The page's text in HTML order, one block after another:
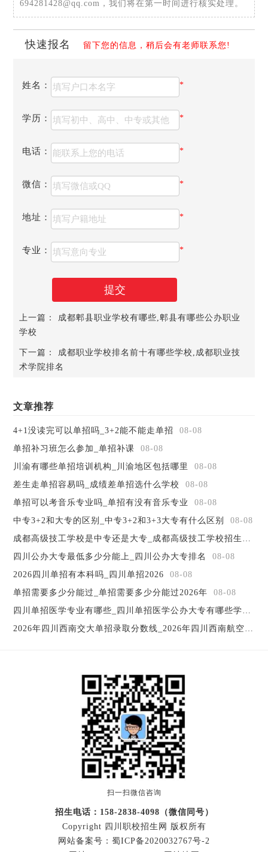
幼师、汽修、现代物流专业。学校与各大知名企业合作，他
成都技师学院可以中专大专套读，毕业直接拿大专文凭。
成都市技师学院是国家级重点技工院校、国家级示范学
校，国家高技能人才培养示范基地，由成都市人民政府主
办。学院先后获得全国教育系统先进集体、全国职业教育先
进单位、国家技能人才培育突出贡献奖等荣誉，被人社部确
定为第一批一体化教学改革试点校、全国技工院校一体化师
年成立，办学历史可追溯至1958年。学院坚持“高端引领、多
元办学、突出特色、内涵发展”的办学思路，秉承“以市场为
导向、以管理为基础、以技能为核心、以就业为根本”的办学
理念，主动服务成都经济社会发展和产业转型升级，对内改
培训，努力为成都经济社会发展培养高素质高技能人才。
2. 成都东星航空职业学校
以航空服务职业技能教育培训为特色的中职学校。航空服务
方向：空中乘务、安检、机场地勤、民航物流等。成考取得
学籍后，合格毕业颁发成都航空职业技术学院成教大专文
凭。由学院推荐安置到机场、航空公司工作。
区大学城区域，总校和联办学校在校学生近15000余人，是西
南地区规模大、航空专业办学早的航空院校之一。
3. 成都五月花高级技工学校
成都五月花高级技工学校是一所中职技能培训学校，我校
读，成绩合格毕业颁发四川师范大专文凭。在毕业时也可通
过单招考试进入本科学习。成都五月花高级技工学校多年来
以就业为目标，解决学生毕业就业难。
4. 天府新区航空旅游职业学院
国家教育部备案，纳入国家招生计划，直属四川省教育厅管
理，是一所以航空及旅游专业为特色的全日制统招普通高等
成都希望卫校是由四川省卫校与希望集团联合建立。学校
开设有药剂药学、护理、口腔医学等专业。学生入学便签订
就业协议，同时学校实行订单式教育，利用自身独特的优势
为学生的就业提供保障和服务。
四川希望卫校自建校以来秉承严谨，规范的原则，实行现
代化管理，导师各司其职为学生提供优良的学习与生活环
四川希望教育产业集团属希望集团旗下机构，希望集团教
育产业将坚持“专注职业教育，致力高薪就业”的办学理念，
+素质教育模式，以市场需求为导向，以实现高薪就业为办学
目标，紧盯市场需求和变化，加大投入，加强师资力量，优
化教学设施，全面实施军事化管理模式，实现全方位打造希
694281428@qq.com，我们将在第一时间进行核实处理。
快速报名 留下您的信息，稍后会有老师联系您!
姓名： *
学历： *
电话： *
微信： *
地址： *
专业： *
提交
上一篇： 成都郫县职业学校有哪些,郫县有哪些公办职业
学校
下一篇： 成都职业学校排名前十有哪些学校,成都职业技
术学院排名
文章推荐
4+1没读完可以单招吗_3+2能不能走单招
08-08
单招补习班怎么参加_单招补课
08-08
川渝有哪些单招培训机构_川渝地区包括哪里
08-08
差生走单招容易吗_成绩差单招选什么学校
08-08
单招可以考音乐专业吗_单招有没有音乐专业
08-08
中专3+2和大专的区别_中专3+2和3+3大专有什么区别
08-08
成都高级技工学校是中专还是大专_成都高级技工学校招生简章
四川公办大专最低多少分能上_四川公办大专排名
08-08
2026四川单招有本科吗_四川单招2026
08-08
单招需要多少分能过_单招需要多少分能过2026年
08-08
四川单招医学专业有哪些_四川单招医学公办大专有哪些学校
2026年四川西南交大单招录取分数线_2026年四川西南航空职业学院寒假放假
扫一扫微信咨询
招生电话：158-2838-4098（微信同号）
Copyright 四川职校招生网 版权所有
网站备案号： 蜀ICP备2020032767号-2